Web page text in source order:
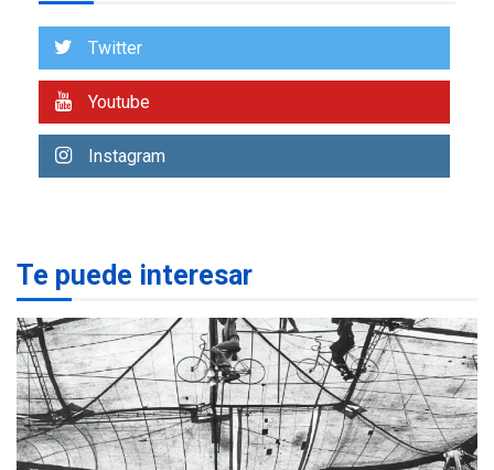
7
2
Margarita será sede de
para aprender a atender
adultos mayores
REGIONALES ÚLTIMA HORA
Mariño fortalece capacidad
operativa con flota
vehicular de 60 unidades
Twitter
Youtube
Instagram
Te puede interesar